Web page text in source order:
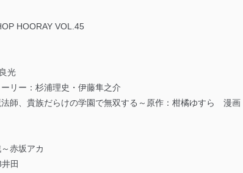
HOORAY VOL.45
光
リー：杉浦理史・伊藤隼之介
師、貴族だらけの学園で無双する～原作：柑橘ゆすら 漫画
赤坂アカ
田